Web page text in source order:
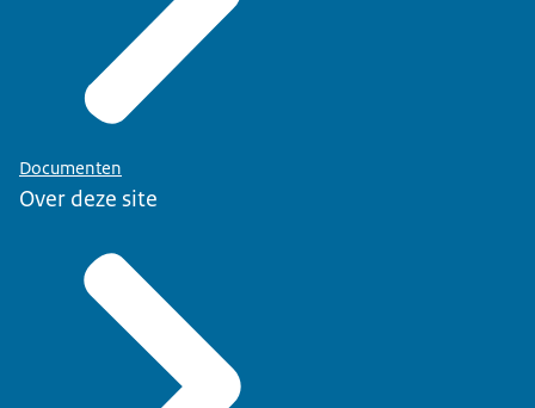
Documenten
Over deze site